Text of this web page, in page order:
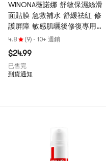
WINONA薇諾娜 舒敏保濕絲滑
面貼膜 急救補水 舒緩祛紅 修
護屏障 敏感肌曬後修復專用
20ml*6片【國貨之光】
4.8 (9) · 10+ 週銷
$24.99
已售完
到貨通知